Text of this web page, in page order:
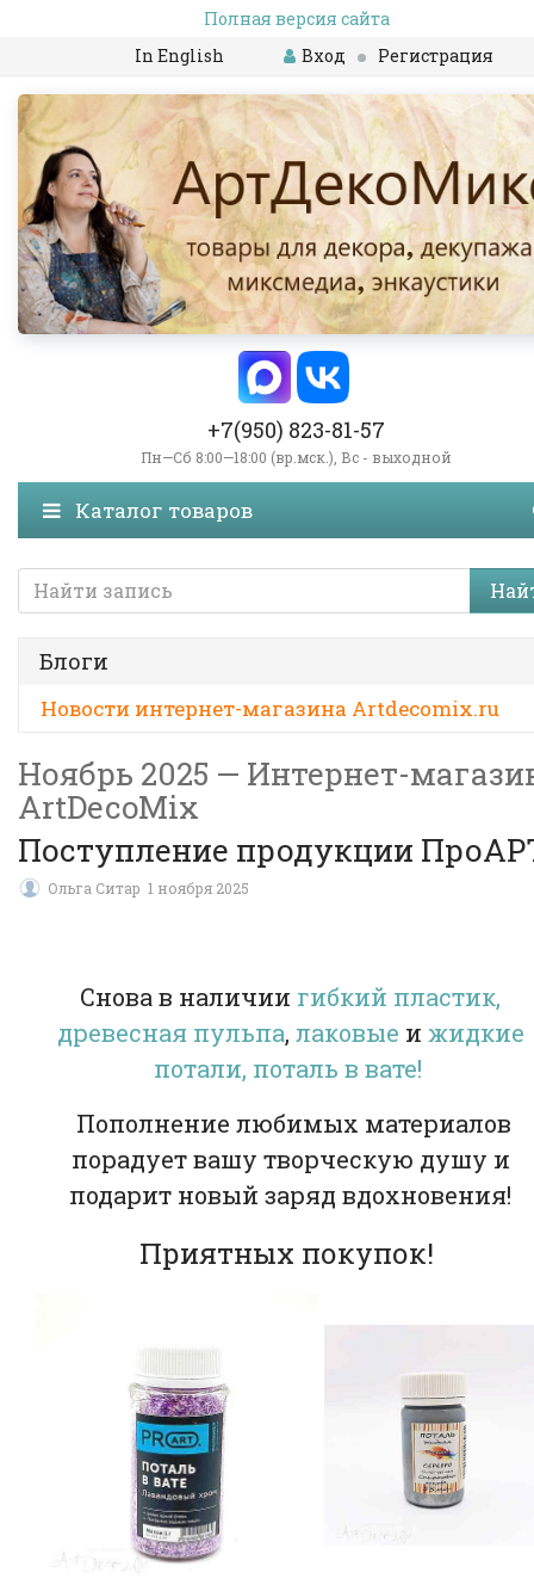
Полная версия сайта
In English
Вход Регистрация
+7(950) 823-81-57
Пн—Сб 8:00—18:00 (вр.мск.), Вс - выходной
Каталог товаров
Блоги
Новости интернет-магазина Artdecomix.ru
Ноябрь 2025 — Интернет-
ArtDecoMix
Поступление продукции
Ольга Ситар 1 ноября 2025
Снова в наличии гибкий пластик,
древесная пульпа, лаковые и жидкие
потали, поталь в вате!
Пополнение любимых материалов
порадует вашу творческую душу и
подарит новый заряд вдохновения!
Приятных покупок!